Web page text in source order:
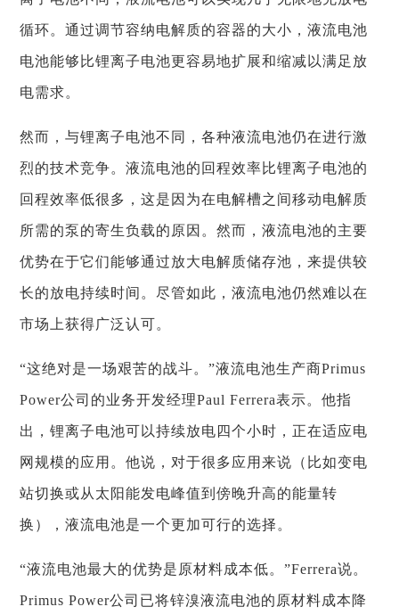
循环。通过调节容纳电解质的容器的大小，液流电池
电池能够比锂离子电池更容易地扩展和缩减以满足放
电需求。
然而，与锂离子电池不同，各种液流电池仍在进行激
烈的技术竞争。液流电池的回程效率比锂离子电池的
回程效率低很多，这是因为在电解槽之间移动电解质
所需的泵的寄生负载的原因。然而，液流电池的主要
优势在于它们能够通过放大电解质储存池，来提供较
长的放电持续时间。尽管如此，液流电池仍然难以在
市场上获得广泛认可。
“这绝对是一场艰苦的战斗。”液流电池生产商Primus
Power公司的业务开发经理Paul Ferrera表示。他指
出，锂离子电池可以持续放电四个小时，正在适应电
网规模的应用。他说，对于很多应用来说（比如变电
站切换或从太阳能发电峰值到傍晚升高的能量转
换），液流电池是一个更加可行的选择。
“液流电池最大的优势是原材料成本低。”Ferrera说。
Primus Power公司已将锌溴液流电池的原材料成本降